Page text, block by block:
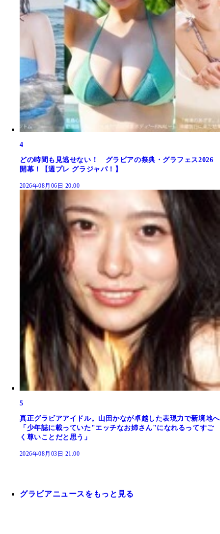
4
どの時間も見逃せない！ グラビアの祭典・グラフェス2026
開幕！【週プレ グラジャパ！】
2026年08月06日 20:00
5
真正グラビアアイドル。山田かなが卓越した表現力で新境地へ
「少年誌に載っていた"エッチなお姉さん"になれるってすご
く尊いことだと思う」
2026年08月03日 21:00
グラビアニュースをもっと見る